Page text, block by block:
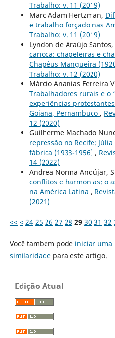
Trabalho: v. 11 (2019)
Marc Adam Hertzman,
e trabalho forçado nas
Trabalho: v. 11 (2019)
Lyndon de Araújo Santos,
carioca: chapeleiras e
Chapéus Mangueira
Trabalho: v. 12 (2020)
Márcio Ananias Ferreira
Trabalhadores rurais e o
experiências
Goiana, Pernambuco ,
12 (2020)
Guilherme Machado
repressão no Recife:
fábrica (1933-1956) ,
14 (2022)
Andrea Norma Andújar,
conflitos e harmonias: o
na América Latina ,
(2021)
<< < 24 25 26 27 28 29 30 31 32
Você também pode iniciar uma
similaridadepara este artigo.
Edição Atual